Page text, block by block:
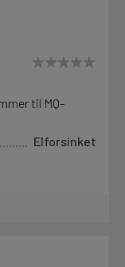
til MQ-
Elforsinket